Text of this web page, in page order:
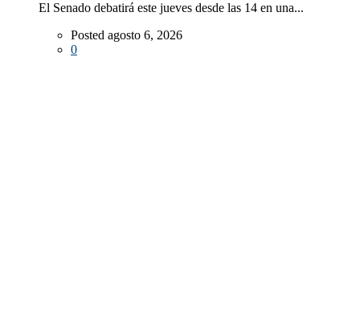
El Senado debatirá este jueves desde las 14 en una...
Posted agosto 6, 2026
0